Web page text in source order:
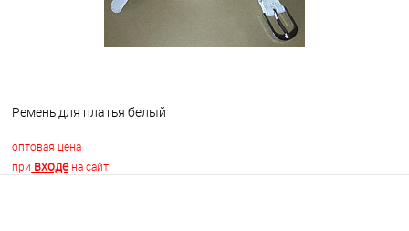
Ремень для платья белый
оптовая цена
при входена сайт